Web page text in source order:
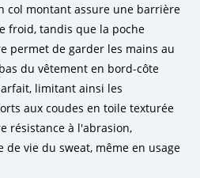
col montant assure une barrière
froid, tandis que la poche
permet de garder les mains au
du vêtement en bord-côte
limitant ainsi les
aux coudes en toile texturée
résistance à l'abrasion,
vie du sweat, même en usage